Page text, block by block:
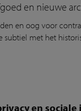
en nieuwe
en oog voor
subtiel met het
en sociale